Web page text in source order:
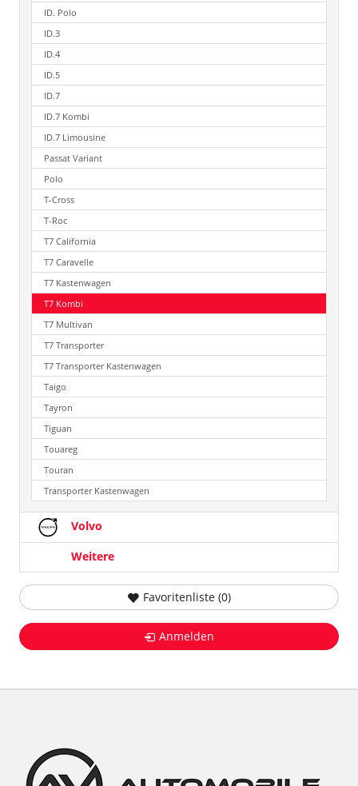
ID. Polo
ID.3
ID.4
ID.5
ID.7
ID.7 Kombi
ID.7 Limousine
Passat Variant
Polo
T-Cross
T-Roc
T7 California
T7 Caravelle
T7 Kastenwagen
T7 Kombi
T7 Multivan
T7 Transporter
T7 Transporter Kastenwagen
Taigo
Tayron
Tiguan
Touareg
Touran
Transporter Kastenwagen
Volvo
Weitere
Favoritenliste (0)
Anmelden